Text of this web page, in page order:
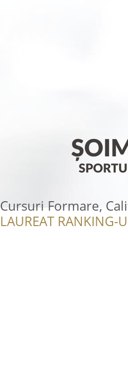
Cursuri Formare,
LAUREAT RANKING-